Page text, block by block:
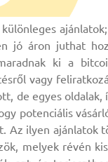
jó áron juthat
ki a
vagy
de egyes
potenciális
Az ilyen ajánlatok
melyek révén